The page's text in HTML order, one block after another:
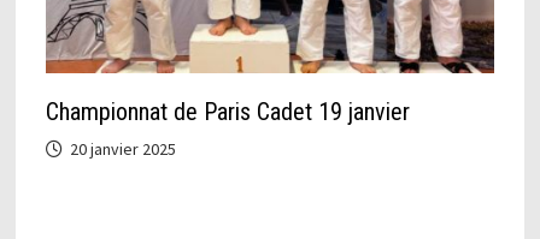
Championnat de Paris Cadet 19 janvier
20 janvier 2025